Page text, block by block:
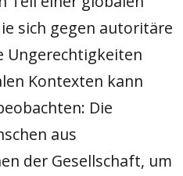
sich gegen autoritäre
Ungerechtigkeiten
Kontexten kann
Die
aus
der Gesellschaft, um